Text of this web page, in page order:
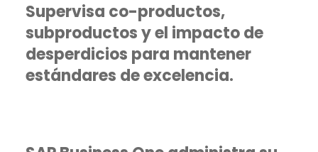
Supervisa co-productos,
subproductos y el impacto de
desperdicios para mantener
estándares de excelencia.